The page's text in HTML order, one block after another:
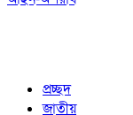
প্রচ্ছদ
জাতীয়